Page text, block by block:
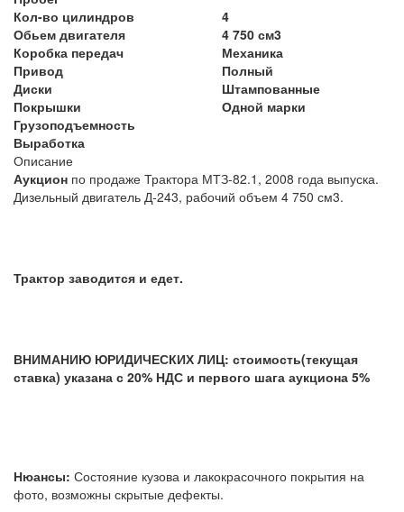
Кол-во цилиндров
4
Обьем двигателя
4 750 см3
Коробка передач
Механика
Привод
Полный
Диски
Штампованные
Покрышки
Одной марки
Грузоподъемность
Выработка
Описание
Аукцион по продаже Трактора МТЗ-82.1, 2008 года выпуска.
Дизельный двигатель Д-243, рабочий объем 4 750 см3.
Трактор заводится и едет.
ВНИМАНИЮ ЮРИДИЧЕСКИХ ЛИЦ: стоимость(текущая
ставка) указана с 20% НДС и первого шага аукциона 5%
Нюансы: Состояние кузова и лакокрасочного покрытия на
фото, возможны скрытые дефекты.